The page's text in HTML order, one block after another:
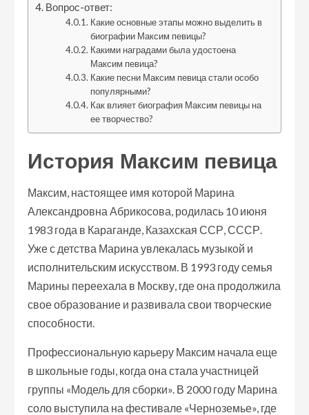
Вопрос-ответ:
Какие основные этапы можно выделить в
биографии Максим певицы?
Какими наградами была удостоена
Максим певица?
Какие песни Максим певица стали особо
популярными?
Как влияет биография Максим певицы на
ее творчество?
История Максим певица
Максим, настоящее имя которой Марина
Александровна Абрикосова, родилась 10 июня
1983 года в Караганде, Казахская ССР, СССР.
Уже с детства Марина увлекалась музыкой и
исполнительским искусством. В 1993 году семья
Марины переехала в Москву, где она продолжила
свое образование и развивала свои творческие
способности.
Профессиональную карьеру Максим начала еще
в школьные годы, когда она стала участницей
группы «Модель для сборки». В 2000 году Марина
соло выступила на фестивале «Черноземье», где